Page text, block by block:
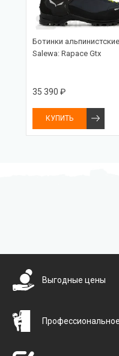
Ботинки альпинистские
Salewa: Rapace Gtx
35 390 ₽
КУПИТЬ
Выгодные цены